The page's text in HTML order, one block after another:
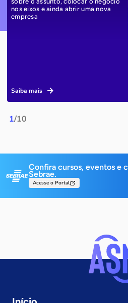
1/10
nos eixos e ainda abrir uma nova
empresa
Saiba mais
Confira cursos, eventos e
Sebrae.
Acesse o Portal